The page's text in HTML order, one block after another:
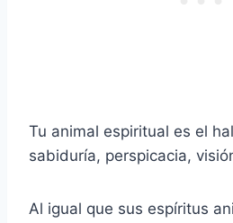
Tu animal espiritual es el
sabiduría, perspicacia,
Al igual que sus espíritus